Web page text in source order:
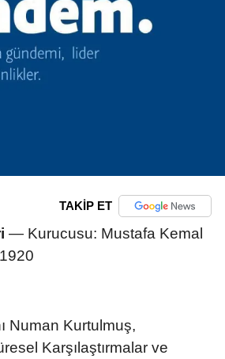
TAKİP ET
— Kurucusu: Mustafa Kemal
Numan Kurtulmuş,
Karşılaştırmalar ve